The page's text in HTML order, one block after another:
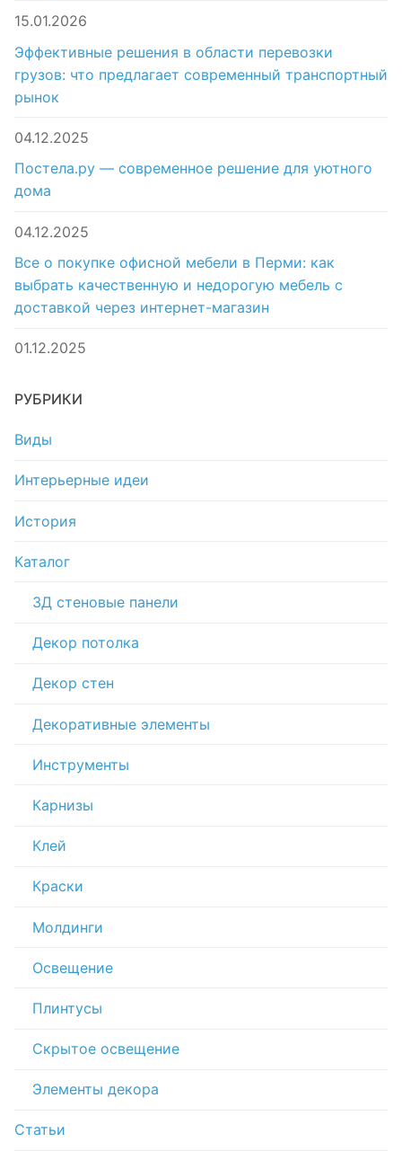
15.01.2026
Эффективные решения в области перевозки
грузов: что предлагает современный транспортный
рынок
04.12.2025
Постела.ру — современное решение для уютного
дома
04.12.2025
Все о покупке офисной мебели в Перми: как
выбрать качественную и недорогую мебель с
доставкой через интернет-магазин
01.12.2025
РУБРИКИ
Виды
Интерьерные идеи
История
Каталог
3Д стеновые панели
Декор потолка
Декор стен
Декоративные элементы
Инструменты
Карнизы
Клей
Краски
Молдинги
Освещение
Плинтусы
Скрытое освещение
Элементы декора
Статьи